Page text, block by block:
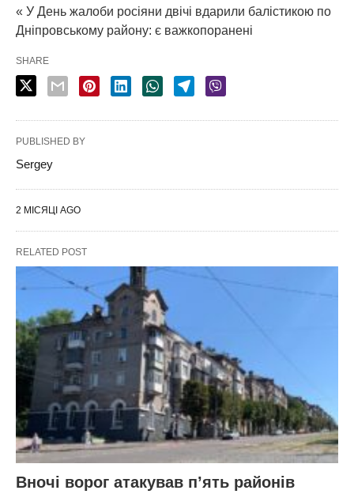
« У День жалоби росіяни двічі вдарили балістикою по
Дніпровському району: є важкопоранені
SHARE
PUBLISHED BY
Sergey
2 МІСЯЦІ AGO
RELATED POST
Вночі ворог атакував п’ять районів